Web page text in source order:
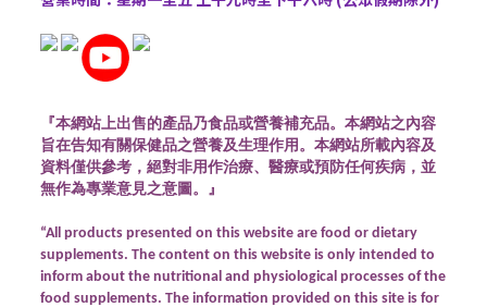
『本網站上出售的產品乃食品或營養補充品。本網站之內容
旨在告知有關保健品之營養及生理作用。本網站所載內容及
資料僅供參考，絕對非用作治療、醫療或預防任何疾病，並
無作為專業意見之意圖。』
“All products presented on this website are food or dietary
supplements. The content on this website is only intended to
inform about the nutritional and physiological processes of the
food supplements. The information provided on this site is for